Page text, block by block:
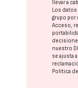
llevar a
Los
grupo por
Acceso,
nuestro
se ajusta
Política